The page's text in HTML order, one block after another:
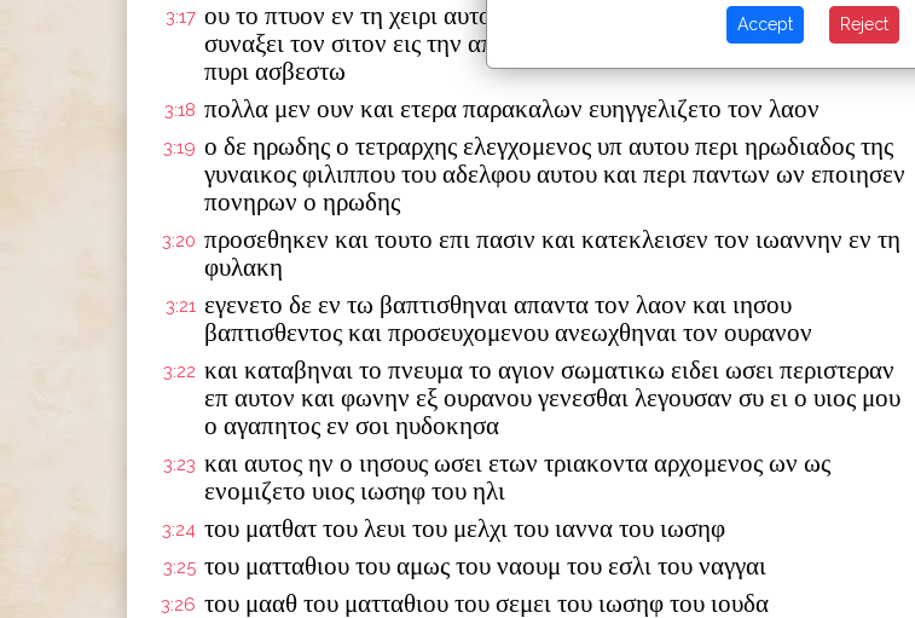
3:17 ου το πτυον εν τη χειρι αυτου και διακαθαριει την αλωνα αυτου και
συναξει τον σιτον εις την αποθηκην αυτου το δε αχυρον κατακαυσει
πυρι ασβεστω
3:18 πολλα μεν ουν και ετερα παρακαλων ευηγγελιζετο τον λαον
3:19 ο δε ηρωδης ο τετραρχης ελεγχομενος υπ αυτου περι ηρωδιαδος της
γυναικος φιλιππου του αδελφου αυτου και περι παντων ων εποιησεν
πονηρων ο ηρωδης
3:20 προσεθηκεν και τουτο επι πασιν και κατεκλεισεν τον ιωαννην εν τη
φυλακη
3:21 εγενετο δε εν τω βαπτισθηναι απαντα τον λαον και ιησου
βαπτισθεντος και προσευχομενου ανεωχθηναι τον ουρανον
3:22 και καταβηναι το πνευμα το αγιον σωματικω ειδει ωσει περιστεραν
επ αυτον και φωνην εξ ουρανου γενεσθαι λεγουσαν συ ει ο υιος μου
ο αγαπητος εν σοι ηυδοκησα
3:23 και αυτος ην ο ιησους ωσει ετων τριακοντα αρχομενος ων ως
ενομιζετο υιος ιωσηφ του ηλι
3:24 του ματθατ του λευι του μελχι του ιαννα του ιωσηφ
3:25 του ματταθιου του αμως του ναουμ του εσλι του ναγγαι
3:26 του μααθ του ματταθιου του σεμει του ιωσηφ του ιουδα
Accept Reject